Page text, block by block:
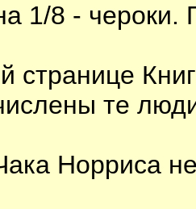
1/8 - чероки.
странице
те
Норриса